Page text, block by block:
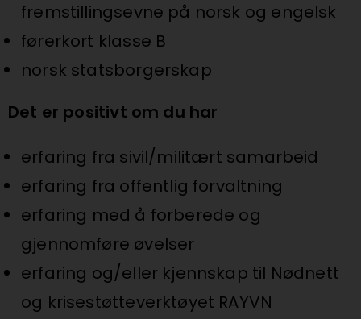
fremstillingsevne på norsk og engelsk
førerkort klasse B
norsk statsborgerskap
Det er positivt om du har
erfaring fra sivil/militært samarbeid
erfaring fra offentlig forvaltning
erfaring med å forberede og
gjennomføre øvelser
erfaring og/eller kjennskap til Nødnett
og krisestøtteverktøyet RAYVN